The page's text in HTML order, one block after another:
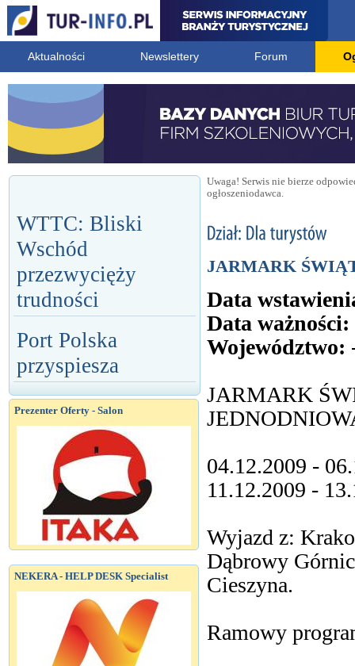
Aktualności Newslettery Forum
WTTC: Bliski
Wschód
przezwycięży
trudności
Port Polska
przyspiesza
Prezenter Oferty - Salon
NEKERA - HELP DESK Specialist
Uwaga! Serwis nie bierze
ogłoszeniodawca.
JARMARK
Data
Data ważności:
Województwo:
JARMARK
04.12.2009 -
11.12.2009 -
Wyjazd z:
Dąbrowy
Cieszyna.
Ramowy